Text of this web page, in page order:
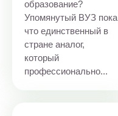
образование?
Упомянутый ВУЗ пока
что единственный в
стране аналог,
который
профессионально...